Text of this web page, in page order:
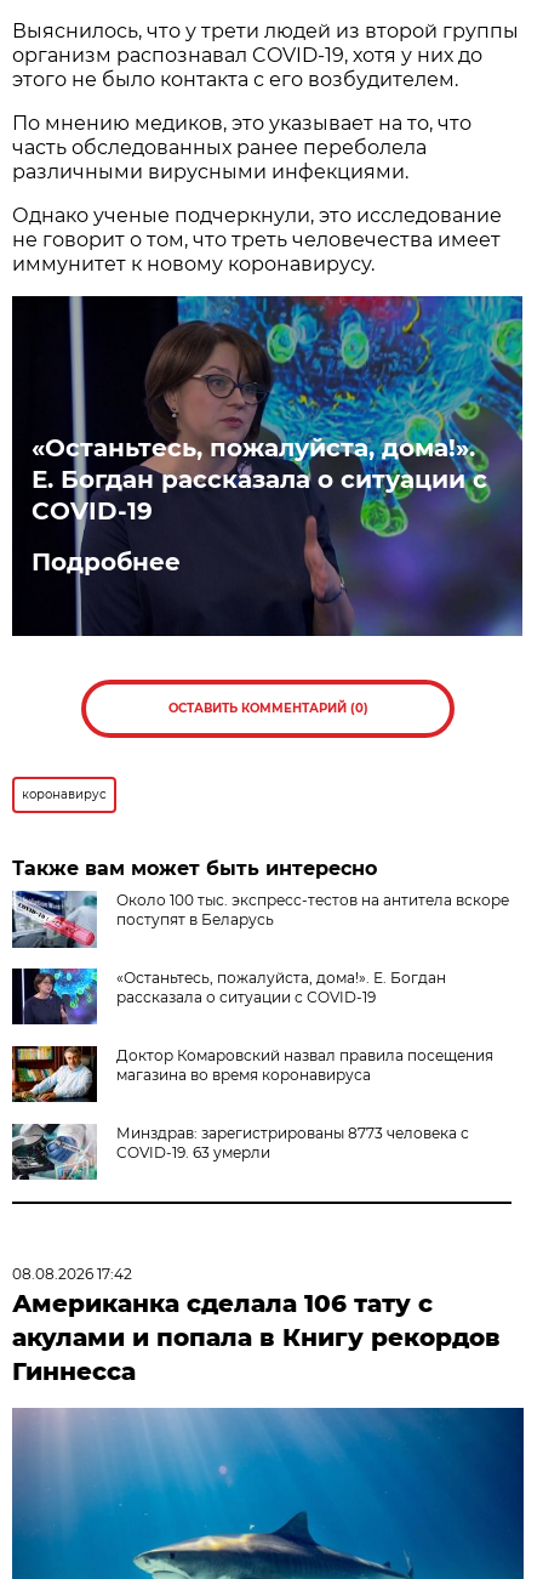
Выяснилось, что у трети людей из второй группы
организм распознавал COVID-19, хотя у них до
этого не было контакта с его возбудителем.
По мнению медиков, это указывает на то, что
часть обследованных ранее переболела
различными вирусными инфекциями.
Однако ученые подчеркнули, это исследование
не говорит о том, что треть человечества имеет
иммунитет к новому коронавирусу.
«Останьтесь, пожалуйста, дома!».
Е. Богдан рассказала о ситуации с
СOVID-19
Подробнее
ОСТАВИТЬ КОММЕНТАРИЙ (0)
коронавирус
Также вам может быть интересно
Около 100 тыс. экспресс-тестов на антитела вскоре
поступят в Беларусь
«Останьтесь, пожалуйста, дома!». Е. Богдан
рассказала о ситуации с СOVID-19
Доктор Комаровский назвал правила посещения
магазина во время коронавируса
Минздрав: зарегистрированы 8773 человека с
COVID-19. 63 умерли
08.08.2026 17:42
Американка сделала 106 тату с
акулами и попала в Книгу рекордов
Гиннесса